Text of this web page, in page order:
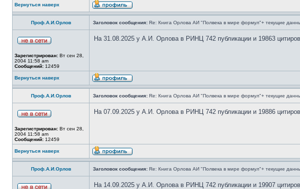
Вернуться наверх
Проф.А.И.Орлов Заголовок сообщения: Re: Книга Орлова АИ "Полвека в мире формул"+ текущие
Зарегистрирован: Вт сен 28,
2004 11:58 am
Сообщений: 12459
На 31.08.2025 у А.И. Орлова в РИНЦ 742 публикации и 19863
Вернуться наверх
Проф.А.И.Орлов Заголовок сообщения: Re: Книга Орлова АИ "Полвека в мире формул"+ текущие
Зарегистрирован: Вт сен 28,
2004 11:58 am
Сообщений: 12459
На 07.09.2025 у А.И. Орлова в РИНЦ 742 публикации и 19886
Вернуться наверх
Проф.А.И.Орлов Заголовок сообщения: Re: Книга Орлова АИ "Полвека в мире формул"+ текущие
На 14.09.2025 у А.И. Орлова в РИНЦ 742 публикации и 19907